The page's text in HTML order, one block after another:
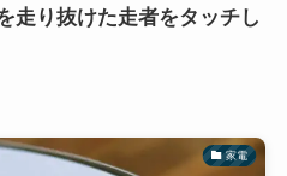
走り抜けた走者をタッチし
家電